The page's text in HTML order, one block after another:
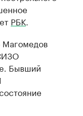
РБК
Магомедов
Бывший